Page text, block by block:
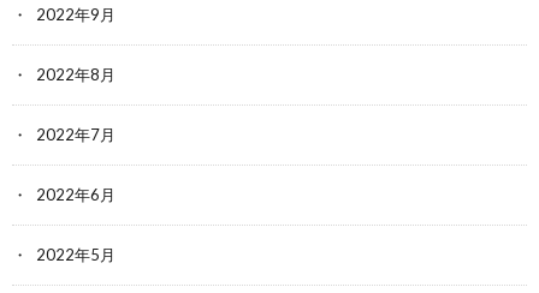
2022年9月
2022年8月
2022年7月
2022年6月
2022年5月